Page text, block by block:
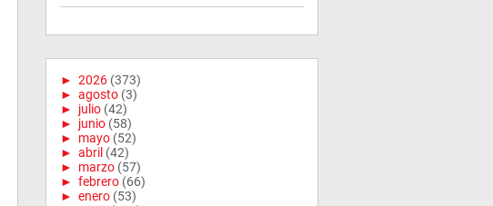
► 2026 (373)
► agosto (3)
► julio (42)
► junio (58)
► mayo (52)
► abril (42)
► marzo (57)
► febrero (66)
► enero (53)